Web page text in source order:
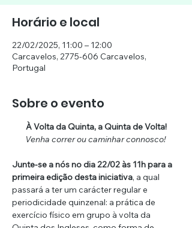
Horário e local
22/02/2025, 11:00 – 12:00
Carcavelos, 2775-606 Carcavelos,
Portugal
Sobre o evento
À Volta da Quinta, a Quinta de Volta!
Venha correr ou caminhar connosco!
Junte-se a nós no dia 22/02 às 11h para a
primeira edição desta iniciativa, a qual
passará a ter um carácter regular e
periodicidade quinzenal: a prática de
exercício físico em grupo à volta da